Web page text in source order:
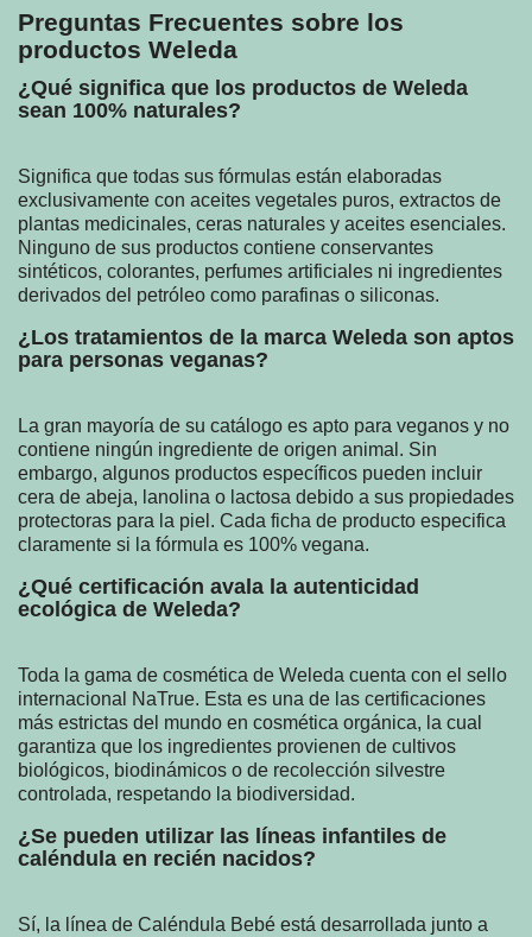
Preguntas Frecuentes sobre los
productos Weleda
¿Qué significa que los productos de Weleda
sean 100% naturales?
Significa que todas sus fórmulas están elaboradas
exclusivamente con aceites vegetales puros, extractos de
plantas medicinales, ceras naturales y aceites esenciales.
Ninguno de sus productos contiene conservantes
sintéticos, colorantes, perfumes artificiales ni ingredientes
derivados del petróleo como parafinas o siliconas.
¿Los tratamientos de la marca Weleda son aptos
para personas veganas?
La gran mayoría de su catálogo es apto para veganos y no
contiene ningún ingrediente de origen animal. Sin
embargo, algunos productos específicos pueden incluir
cera de abeja, lanolina o lactosa debido a sus propiedades
protectoras para la piel. Cada ficha de producto especifica
claramente si la fórmula es 100% vegana.
¿Qué certificación avala la autenticidad
ecológica de Weleda?
Toda la gama de cosmética de Weleda cuenta con el sello
internacional NaTrue. Esta es una de las certificaciones
más estrictas del mundo en cosmética orgánica, la cual
garantiza que los ingredientes provienen de cultivos
biológicos, biodinámicos o de recolección silvestre
controlada, respetando la biodiversidad.
¿Se pueden utilizar las líneas infantiles de
caléndula en recién nacidos?
Sí, la línea de Caléndula Bebé está desarrollada junto a